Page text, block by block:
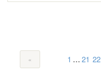
1 ...21 22